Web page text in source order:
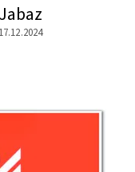
Jabaz
17.12.2024